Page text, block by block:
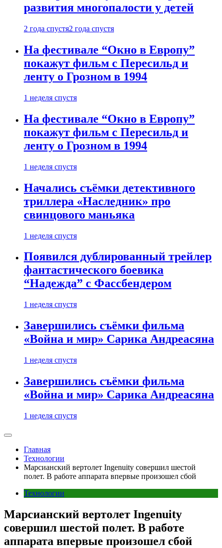
развития многопалости у детей
2 года спустя2 года спустя
На фестивале “Окно в Европу”
покажут фильм с Пересильд и
ленту о Грозном в 1994
1 неделя спустя
На фестивале “Окно в Европу”
покажут фильм с Пересильд и
ленту о Грозном в 1994
1 неделя спустя
Начались съёмки детективного
триллера «Наследник» про
свинцового маньяка
1 неделя спустя
Появился дублированный трейлер
фантастического боевика
“Надежда” с Фассбендером
1 неделя спустя
Завершились съёмки фильма
«Война и мир» Сарика Андреасяна
1 неделя спустя
Завершились съёмки фильма
«Война и мир» Сарика Андреасяна
1 неделя спустя
Главная
Технологии
Марсианский вертолет Ingenuity совершил шестой
полет. В работе аппарата впервые произошел сбой
Технологии
Марсианский вертолет Ingenuity
совершил шестой полет. В работе
аппарата впервые произошел сбой